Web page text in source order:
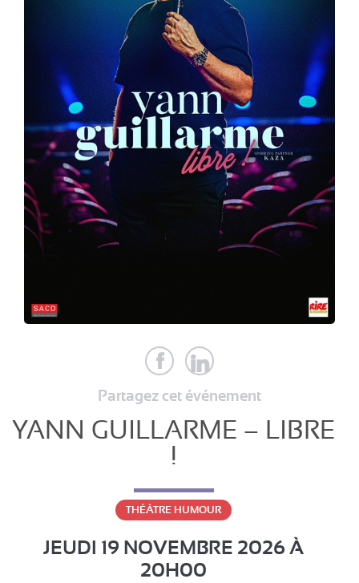
Partagez cet événement
YANN GUILLARME – LIBRE
!
THÉÂTRE HUMOUR
JEUDI 19 NOVEMBRE 2026 À
20H00